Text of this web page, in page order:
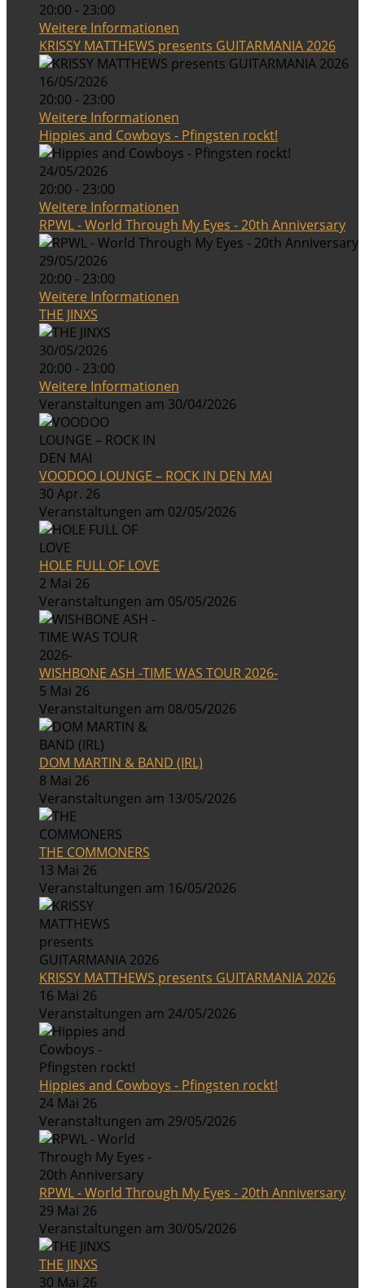
20:00 - 23:00
Weitere Informationen
KRISSY MATTHEWS presents GUITARMANIA 2026
16/05/2026
20:00 - 23:00
Weitere Informationen
Hippies and Cowboys - Pfingsten rockt!
24/05/2026
20:00 - 23:00
Weitere Informationen
RPWL - World Through My Eyes - 20th Anniversary
29/05/2026
20:00 - 23:00
Weitere Informationen
THE JINXS
30/05/2026
20:00 - 23:00
Weitere Informationen
Veranstaltungen am 30/04/2026
VOODOO LOUNGE – ROCK IN DEN MAI
30 Apr. 26
Veranstaltungen am 02/05/2026
HOLE FULL OF LOVE
2 Mai 26
Veranstaltungen am 05/05/2026
WISHBONE ASH -TIME WAS TOUR 2026-
5 Mai 26
Veranstaltungen am 08/05/2026
DOM MARTIN & BAND (IRL)
8 Mai 26
Veranstaltungen am 13/05/2026
THE COMMONERS
13 Mai 26
Veranstaltungen am 16/05/2026
KRISSY MATTHEWS presents GUITARMANIA 2026
16 Mai 26
Veranstaltungen am 24/05/2026
Hippies and Cowboys - Pfingsten rockt!
24 Mai 26
Veranstaltungen am 29/05/2026
RPWL - World Through My Eyes - 20th Anniversary
29 Mai 26
Veranstaltungen am 30/05/2026
THE JINXS
30 Mai 26